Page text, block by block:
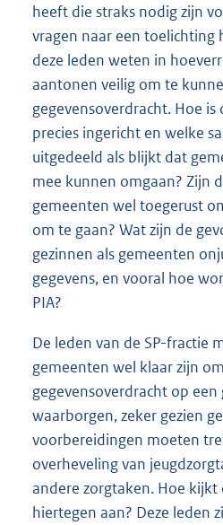
heeft die straks nodig zijn
vragen naar een toelichting
deze leden weten in
aantonen veilig om te
gegevensoverdracht. Hoe
precies ingericht en welke
uitgedeeld als blijkt dat
mee kunnen omgaan? Zijn
gemeenten wel toegerust
om te gaan? Wat zijn de
gezinnen als gemeenten
gegevens, en vooral hoe
PIA?
De leden van de SP-fractie
gemeenten wel klaar zijn
gegevensoverdracht op een
waarborgen, zeker gezien
voorbereidingen moeten
overheveling van
andere zorgtaken. Hoe kijkt
hiertegen aan? Deze leden